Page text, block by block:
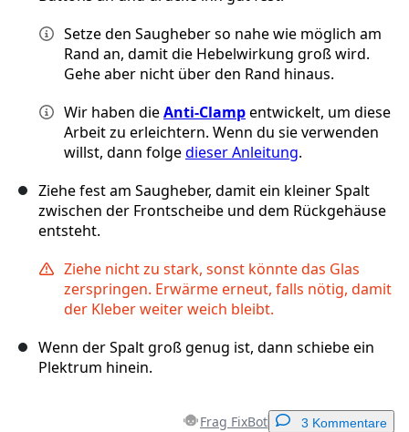
Setze den Saugheber so nahe wie möglich am
Rand an, damit die Hebelwirkung groß wird.
Gehe aber nicht über den Rand hinaus.
Wir haben dieAnti-Clampentwickelt, um diese
Arbeit zu erleichtern. Wenn du sie verwenden
willst, dann folgedieser Anleitung.
Ziehe fest am Saugheber, damit ein kleiner Spalt
zwischen der Frontscheibe und dem Rückgehäuse
entsteht.
Ziehe nicht zu stark, sonst könnte das Glas
zerspringen. Erwärme erneut, falls nötig, damit
der Kleber weiter weich bleibt.
Wenn der Spalt groß genug ist, dann schiebe ein
Plektrum hinein.
Frag FixBot 3 Kommentare